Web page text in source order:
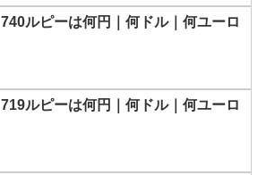
740ルピーは何円｜何ドル｜何ユーロ
719ルピーは何円｜何ドル｜何ユーロ